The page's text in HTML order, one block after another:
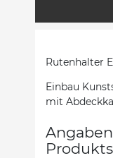
Rutenhalter
Einbau
mit